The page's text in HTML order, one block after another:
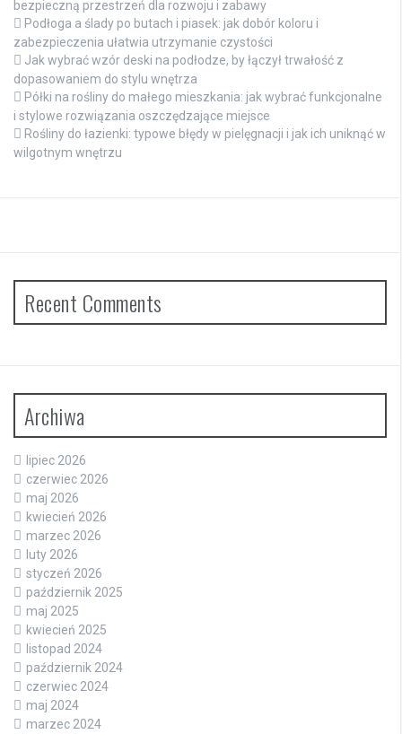
bezpieczną przestrzeń dla rozwoju i zabawy
Podłoga a ślady po butach i piasek: jak dobór koloru i
zabezpieczenia ułatwia utrzymanie czystości
Jak wybrać wzór deski na podłodze, by łączył trwałość z
dopasowaniem do stylu wnętrza
Półki na rośliny do małego mieszkania: jak wybrać funkcjonalne
i stylowe rozwiązania oszczędzające miejsce
Rośliny do łazienki: typowe błędy w pielęgnacji i jak ich uniknąć w
wilgotnym wnętrzu
Recent Comments
Archiwa
lipiec 2026
czerwiec 2026
maj 2026
kwiecień 2026
marzec 2026
luty 2026
styczeń 2026
październik 2025
maj 2025
kwiecień 2025
listopad 2024
październik 2024
czerwiec 2024
maj 2024
marzec 2024